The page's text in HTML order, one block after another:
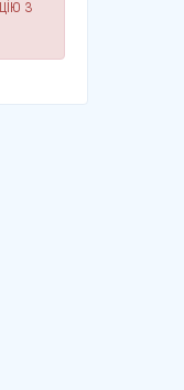
з